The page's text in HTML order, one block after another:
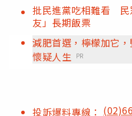
批民進黨吃相難看 民
友」長期飯票
減肥首選，檸檬加它
懷疑人生 PR
投訴爆料專線：